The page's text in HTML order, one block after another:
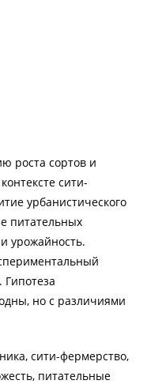
роста сортов и
сити-
урбанистического
питательных
урожайность.
но с различиями
сити-фермерство,
питательные